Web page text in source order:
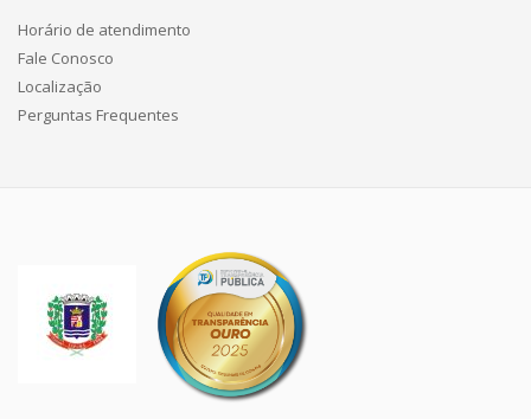
Horário de atendimento
Fale Conosco
Localização
Perguntas Frequentes